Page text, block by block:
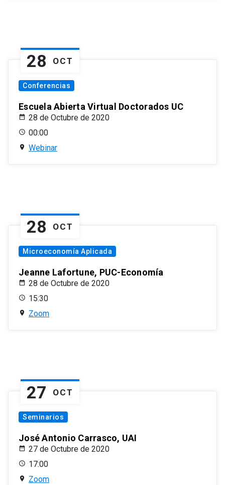
28 OCT
Conferencias
Escuela Abierta Virtual Doctorados UC
28 de Octubre de 2020
00:00
Webinar
28 OCT
Microeconomía Aplicada
Jeanne Lafortune, PUC-Economía
28 de Octubre de 2020
15:30
Zoom
27 OCT
Seminarios
José Antonio Carrasco, UAI
27 de Octubre de 2020
17:00
Zoom